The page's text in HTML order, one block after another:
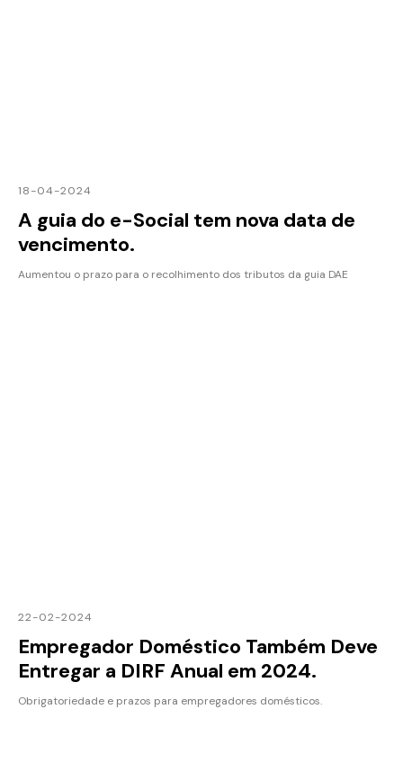
18-04-2024
A guia do e-Social tem nova data de
vencimento.
Aumentou o prazo para o recolhimento dos tributos da guia DAE
22-02-2024
Empregador Doméstico Também Deve
Entregar a DIRF Anual em 2024.
Obrigatoriedade e prazos para empregadores domésticos.